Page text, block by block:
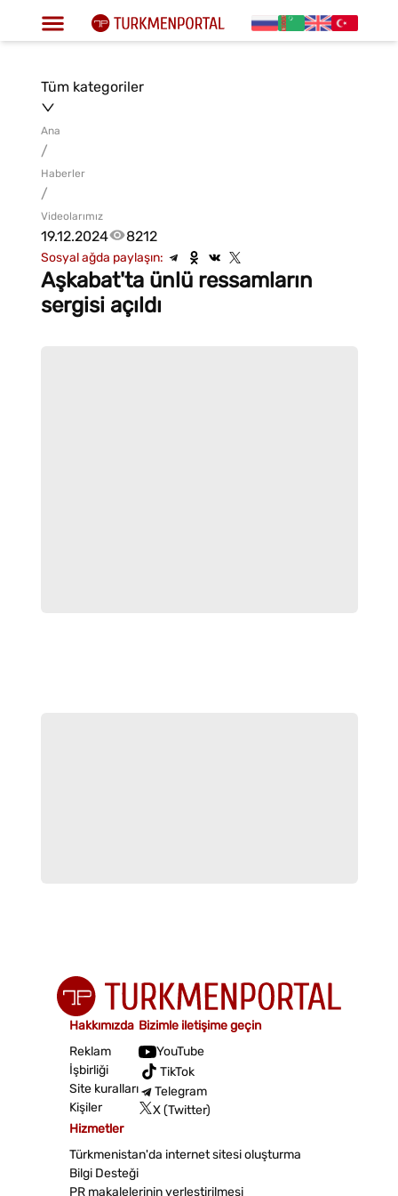
Tüm kategoriler
Ana
/
Haberler
/
Videolarımız
19.12.2024 8212
Sosyal ağda paylaşın:
Aşkabat'ta ünlü ressamların
sergisi açıldı
Hakkımızda
Reklam
İşbirliği
Site kuralları
Kişiler
Bizimle iletişime geçin
YouTube
TikTok
Telegram
X (Twitter)
Hizmetler
Türkmenistan'da internet sitesi oluşturma
Bilgi Desteği
PR makalelerinin yerleştirilmesi